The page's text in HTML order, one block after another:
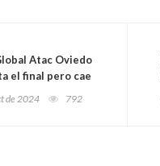
Atac Oviedo
el final pero cae
La Rioja en
de 2024 792